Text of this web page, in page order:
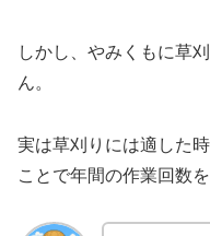
しかし、やみくもに草
ん。
実は草刈りには適した
ことで年間の作業回数